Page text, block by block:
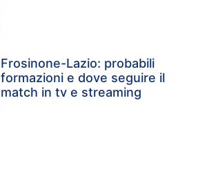
Frosinone-Lazio: probabili
formazioni e dove seguire il
match in tv e streaming